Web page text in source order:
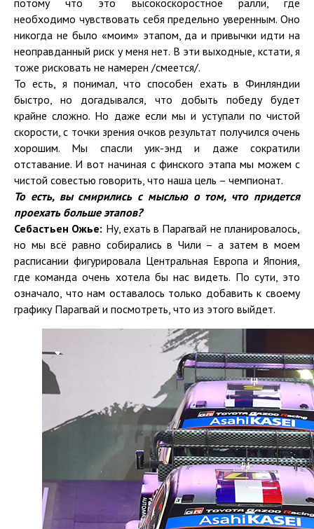
потому что это высокоскоростное ралли, где
необходимо чувствовать себя предельно уверенным. Оно
никогда не было «моим» этапом, да и привычки идти на
неоправданный риск у меня нет. В эти выходные, кстати, я
тоже рисковать не намерен /смеется/.
То есть, я понимал, что способен ехать в Финляндии
быстро, но догадывался, что добыть победу будет
крайне сложно. Но даже если мы и уступали по чистой
скорости, с точки зрения очков результат получился очень
хорошим. Мы спасли уик-энд и даже сократили
отставание. И вот начиная с финского этапа мы можем с
чистой совестью говорить, что наша цель – чемпионат.
То есть, вы смирились с мыслью о том, что придется
проехать больше этапов?
Себастьен Ожье: Ну, ехать в Парагвай не планировалось,
но мы всё равно собирались в Чили – а затем в моем
расписании фигурировала Центральная Европа и Япония,
где команда очень хотела бы нас видеть. По сути, это
означало, что нам оставалось только добавить к своему
графику Парагвай и посмотреть, что из этого выйдет.